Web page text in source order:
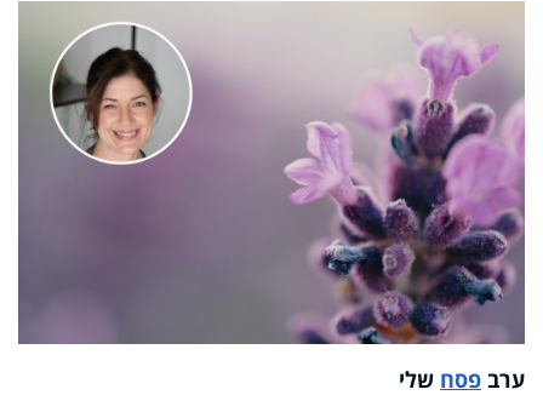
ערב פסח שלי